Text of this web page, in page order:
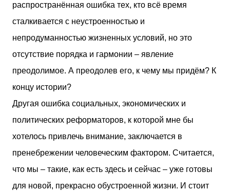
распространённая ошибка тех, кто всё время
сталкивается с неустроенностью и
непродуманностью жизненных условий, но это
отсутствие порядка и гармонии – явление
преодолимое. А преодолев его, к чему мы придём? К
концу истории?
Другая ошибка социальных, экономических и
политических реформаторов, к которой мне бы
хотелось привлечь внимание, заключается в
пренебрежении человеческим фактором. Считается,
что мы – такие, как есть здесь и сейчас – уже готовы
для новой, прекрасно обустроенной жизни. И стоит